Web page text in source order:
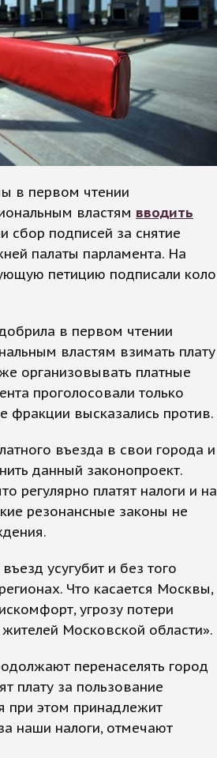
в первом чтении
властям вводить
сбор подписей за снятие
палаты парламента. На
петицию подписали коло
в первом чтении
властям взимать плату
организовывать платные
проголосовали только
фракции высказались против.
въезда в свои города и
данный законопроект.
регулярно платят налоги и на
резонансные законы не
усугубит и без того
Что касается Москвы,
угрозу потери
Московской области».
перенаселять город
плату за пользование
при этом принадлежит
наши налоги, отмечают